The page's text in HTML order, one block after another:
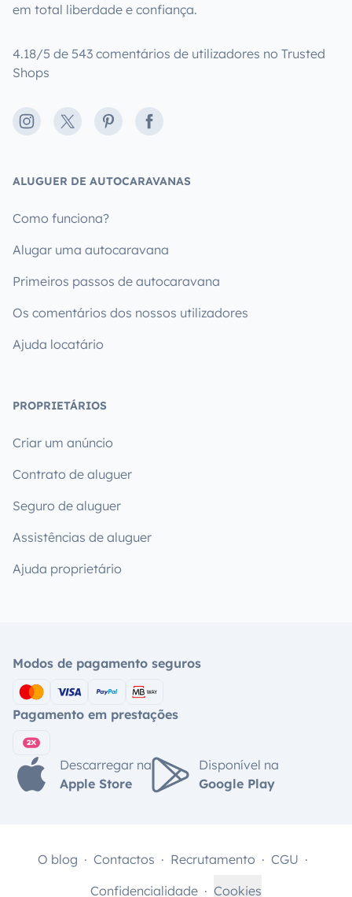
em total liberdade e confiança.
4.18/5 de 543 comentários de utilizadores no Trusted
Shops
Instagram
X PinterestFacebook
ALUGUER DE AUTOCARAVANAS
Como funciona?
Alugar uma autocaravana
Primeiros passos de autocaravana
Os comentários dos nossos utilizadores
Ajuda locatário
PROPRIETÁRIOS
Criar um anúncio
Contrato de aluguer
Seguro de aluguer
Assistências de aluguer
Ajuda proprietário
Modos de pagamento seguros
Pagamento em prestações
Descarregar na
Apple Store
Disponível na
Google Play
O blog Contactos Recrutamento
CGU
Confidencialidade
Cookies